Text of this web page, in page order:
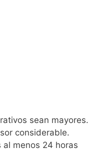
sean mayores.
considerable.
menos 24 horas